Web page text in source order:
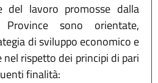
del lavoro promosse dalla
sono orientate,
di sviluppo economico e
nel rispetto dei principi di pari
finalità: